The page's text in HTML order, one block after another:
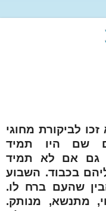
לביקורת מחוגי
שם היו תמיד
גם אם לא תמיד
בכבוד. השבוע
שהעם ברח לו.
מתנשא, מנותק.